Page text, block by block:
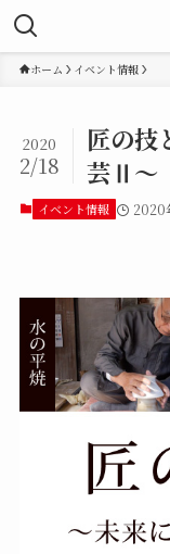
ホーム イベント情報
匠の技
芸Ⅱ～
2020
2/18
イベント情報 2020